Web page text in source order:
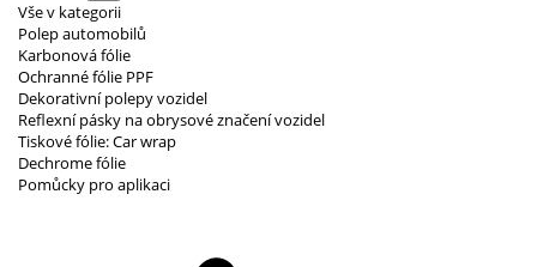
Vše v kategorii
Polep automobilů
Karbonová fólie
Ochranné fólie PPF
Dekorativní polepy vozidel
Reflexní pásky na obrysové značení vozidel
Tiskové fólie: Car wrap
Dechrome fólie
Pomůcky pro aplikaci